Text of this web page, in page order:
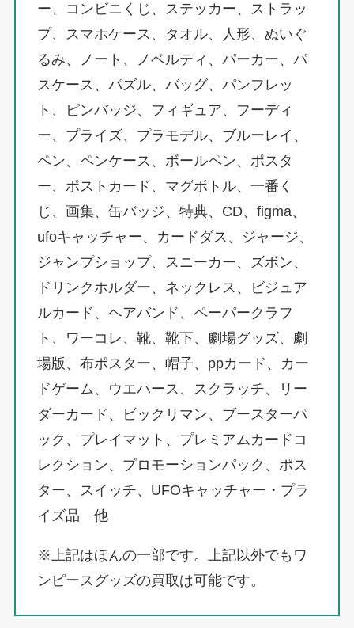
ー、コンビニくじ、ステッカー、ストラッ
プ、スマホケース、タオル、人形、ぬいぐ
るみ、ノート、ノベルティ、パーカー、パ
スケース、パズル、バッグ、パンフレッ
ト、ピンバッジ、フィギュア、フーディ
ー、プライズ、プラモデル、ブルーレイ、
ペン、ペンケース、ボールペン、ポスタ
ー、ポストカード、マグボトル、一番く
じ、画集、缶バッジ、特典、CD、figma、
ufoキャッチャー、カードダス、ジャージ、
ジャンプショップ、スニーカー、ズボン、
ドリンクホルダー、ネックレス、ビジュア
ルカード、ヘアバンド、ペーパークラフ
ト、ワーコレ、靴、靴下、劇場グッズ、劇
場版、布ポスター、帽子、ppカード、カー
ドゲーム、ウエハース、スクラッチ、リー
ダーカード、ビックリマン、ブースターパ
ック、プレイマット、プレミアムカードコ
レクション、プロモーションパック、ポス
ター、スイッチ、UFOキャッチャー・プラ
イズ品 他
※上記はほんの一部です。上記以外でもワ
ンピースグッズの買取は可能です。